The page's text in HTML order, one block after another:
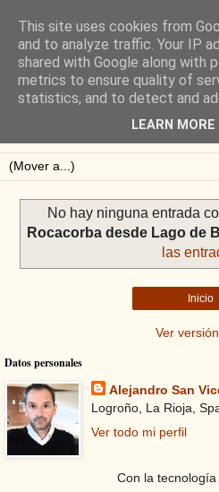
Blog de
Vicente
Blog sobre ciclismo: perfiles y
No hay ninguna entrada
Rocacorba desde Lago de
las
Inicio
Ver
Datos personales
Alejandro San
Logroño, La Rioja,
Ver todo mi perfil
Con la tecnología
This site uses cookies from
and to analyze traffic. Your IP
shared with Google along with
metrics to ensure quality of
statistics, and to detect and
LEARN MORE